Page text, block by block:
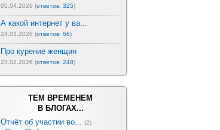
05.04.2026 (ответов: 325)
А какой интернет у ва...
24.03.2026 (ответов: 66)
Про курение женщин
23.02.2026 (ответов: 248)
ТЕМ ВРЕМЕНЕМ
В БЛОГАХ...
Отчёт об участии во... (2)